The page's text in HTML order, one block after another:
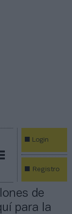
Login
Registro
de
para la